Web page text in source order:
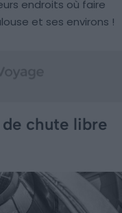
endroits où faire
et ses environs !
chute libre